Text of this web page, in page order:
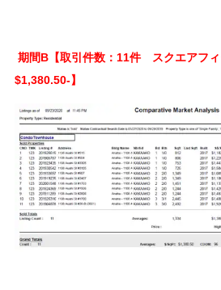
期間B【取引件数：11件 スクエアフィ
$1,380.50-】